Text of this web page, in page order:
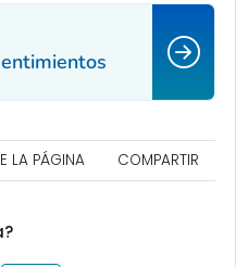
LA PÁGINA COMPARTIR